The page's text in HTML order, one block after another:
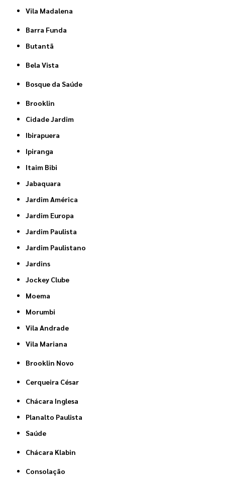
Vila Madalena
Barra Funda
Butantã
Bela Vista
Bosque da Saúde
Brooklin
Cidade Jardim
Ibirapuera
Ipiranga
Itaim Bibi
Jabaquara
Jardim América
Jardim Europa
Jardim Paulista
Jardim Paulistano
Jardins
Jockey Clube
Moema
Morumbi
Vila Andrade
Vila Mariana
Brooklin Novo
Cerqueira César
Chácara Inglesa
Planalto Paulista
Saúde
Chácara Klabin
Consolação